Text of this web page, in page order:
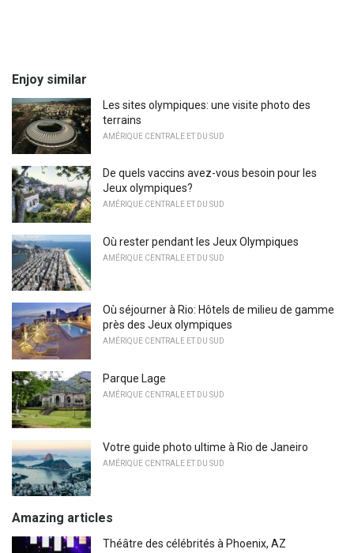
Enjoy similar
Les sites olympiques: une visite photo des
terrains
AMÉRIQUE CENTRALE ET DU SUD
De quels vaccins avez-vous besoin pour les
Jeux olympiques?
AMÉRIQUE CENTRALE ET DU SUD
Où rester pendant les Jeux Olympiques
AMÉRIQUE CENTRALE ET DU SUD
Où séjourner à Rio: Hôtels de milieu de gamme
près des Jeux olympiques
AMÉRIQUE CENTRALE ET DU SUD
Parque Lage
AMÉRIQUE CENTRALE ET DU SUD
Votre guide photo ultime à Rio de Janeiro
AMÉRIQUE CENTRALE ET DU SUD
Amazing articles
Théâtre des célébrités à Phoenix, AZ